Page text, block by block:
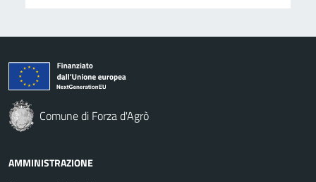
Comune di Forza d'Agrò
AMMINISTRAZIONE